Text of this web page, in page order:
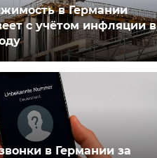
в Германии
с учётом инфляции в
в Германии за